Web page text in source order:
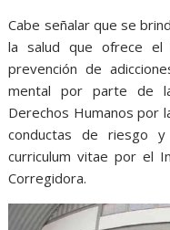
Cabe señalar que se
la salud que ofrece el
prevención de
mental por parte de
Derechos Humanos por
conductas de riesgo
curriculum vitae por el
Corregidora.